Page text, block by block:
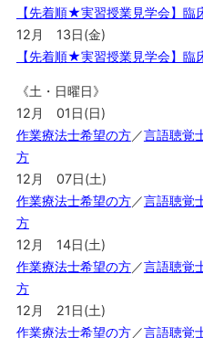
【先着順★実習授業見学会】臨
12月 13日(金)
【先着順★実習授業見学会】臨
《土・日曜日》
12月 01日(日)
作業療法士希望の方／言語聴覚
方
12月 07日(土)
作業療法士希望の方／言語聴覚
方
12月 14日(土)
作業療法士希望の方／言語聴覚
方
12月 21日(土)
作業療法士希望の方／言語聴覚